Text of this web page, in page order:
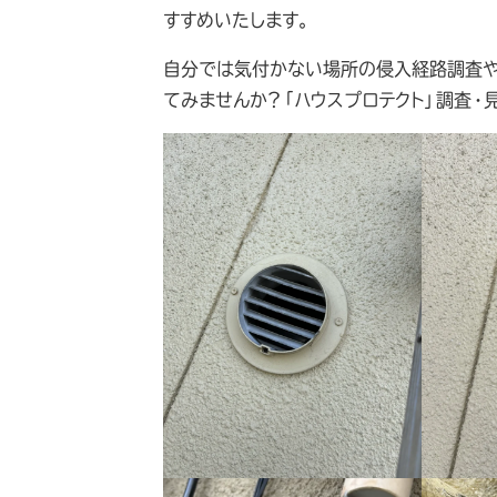
すすめいたします。
自分では気付かない場所の侵入経路調査
てみませんか？「ハウスプロテクト」調査